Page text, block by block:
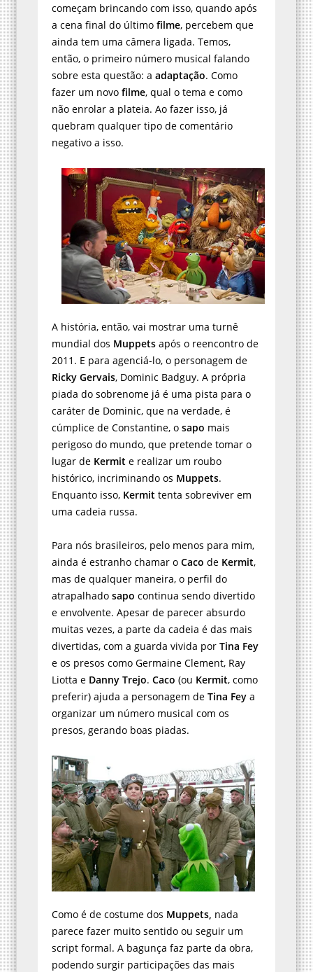
começam brincando com isso, quando após
a cena final do último filme, percebem que
ainda tem uma câmera ligada. Temos,
então, o primeiro número musical falando
sobre esta questão: a adaptação. Como
fazer um novo filme, qual o tema e como
não enrolar a plateia. Ao fazer isso, já
quebram qualquer tipo de comentário
negativo a isso.
A história, então, vai mostrar uma turnê
mundial dos Muppets após o reencontro de
2011. E para agenciá-lo, o personagem de
Ricky Gervais, Dominic Badguy. A própria
piada do sobrenome já é uma pista para o
caráter de Dominic, que na verdade, é
cúmplice de Constantine, o sapo mais
perigoso do mundo, que pretende tomar o
lugar de Kermit e realizar um roubo
histórico, incriminando os Muppets.
Enquanto isso, Kermit tenta sobreviver em
uma cadeia russa.
Para nós brasileiros, pelo menos para mim,
ainda é estranho chamar o Caco de Kermit,
mas de qualquer maneira, o perfil do
atrapalhado sapo continua sendo divertido
e envolvente. Apesar de parecer absurdo
muitas vezes, a parte da cadeia é das mais
divertidas, com a guarda vivida por Tina Fey
e os presos como Germaine Clement, Ray
Liotta e Danny Trejo. Caco (ou Kermit, como
preferir) ajuda a personagem de Tina Fey a
organizar um número musical com os
presos, gerando boas piadas.
Como é de costume dos Muppets, nada
parece fazer muito sentido ou seguir um
script formal. A bagunça faz parte da obra,
podendo surgir participações das mais